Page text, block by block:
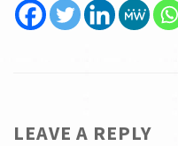
LEAVE A REPLY